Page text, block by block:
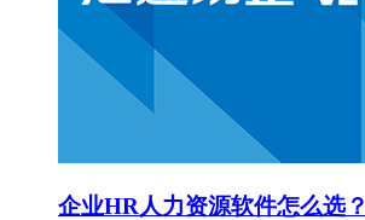
企业HR人力资源软件怎么选？